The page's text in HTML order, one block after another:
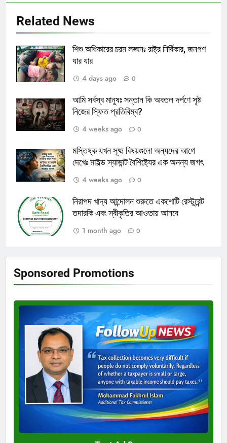
Related News
শিশু অধিকারের চরম লঙ্ঘনঃ রাষ্ট্র নির্বিকার, জনগণ
যার যার
4 days ago
0
আমি সর্বস্ব মানুষঃ সন্তান কি অবতল দর্পণে সৃষ্ট
নিজের স্ফিত প্রতিবিম্ব?
4 weeks ago
0
মস্তিষ্ক যখন সূক্ষ্ম বিষয়গুলো অন্যদের আগে
দেখেঃ মাইল্ড স্যাভান্ট বৈশিষ্ট্যের এক অনন্য জগৎ
4 weeks ago
0
নিরাপদ খাদ্য আন্দোলন শুরুতে একশোটি রেস্টুরেন্ট
তদারকি এবং স্বীকৃতির আওতায় আনবে
1 month ago
0
Sponsored Promotions
Test
Ad
3